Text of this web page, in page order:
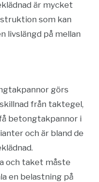
är mycket
som kan
livslängd på mellan
görs
från taktegel,
betongtakpannor i
och är bland de
och taket måste
en belastning på